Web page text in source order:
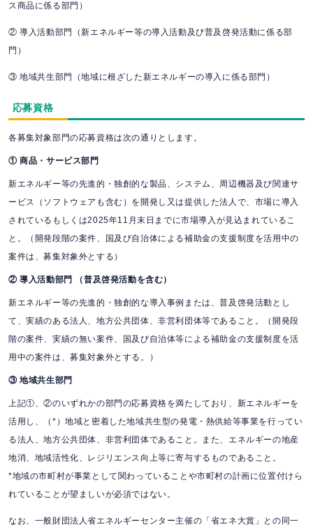
ス商品に係る部門）
② 導入活動部門（新エネルギー等の導入活動及び普及啓発活動に係る部
門）
③ 地域共生部門（地域に根ざした新エネルギーの導入に係る部門）
応募資格
各募集対象部門の応募資格は次の通りとします。
① 商品・サービス部門
新エネルギー等の先進的・独創的な製品、システム、周辺機器及び関連サ
ービス（ソフトウェアも含む）を開発し又は提供した法人で、市場に導入
されているもしくは2025年11月末日までに市場導入が見込まれているこ
と。（開発段階の案件、国及び自治体による補助金の支援制度を活用中の
案件は、募集対象外とする）
② 導入活動部門 （普及啓発活動を含む）
新エネルギー等の先進的・独創的な導入事例または、普及啓発活動とし
て、実績のある法人、地方公共団体、非営利団体等であること。（開発段
階の案件、実績の無い案件、国及び自治体等による補助金の支援制度を活
用中の案件は、募集対象外とする。）
③ 地域共生部門
上記①、②のいずれかの部門の応募資格を満たしており、新エネルギーを
活用し、（*）地域と密着した地域共生型の発電・熱供給等事業を行ってい
る法人、地方公共団体、非営利団体であること。また、エネルギーの地産
地消、地域活性化、レジリエンス向上等に寄与するものであること。
*地域の市町村が事業として関わっていることや市町村の計画に位置付けら
れていることが望ましいが必須ではない。
なお、一般財団法人省エネルギーセンター主催の「省エネ大賞」との同一